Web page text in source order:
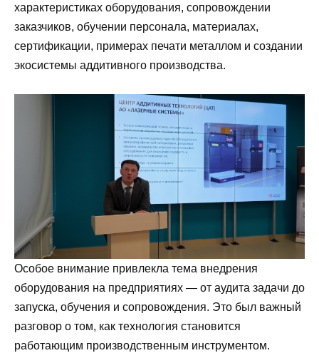
характеристиках оборудования, сопровождении
заказчиков, обучении персонала, материалах,
сертификации, примерах печати металлом и создании
экосистемы аддитивного производства.
Особое внимание привлекла тема внедрения
оборудования на предприятиях — от аудита задачи до
запуска, обучения и сопровождения. Это был важный
разговор о том, как технология становится
работающим производственным инструментом.